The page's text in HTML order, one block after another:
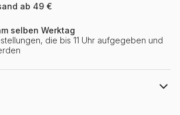
ab 49 €
selben Werktag
die bis 11 Uhr aufgegeben und